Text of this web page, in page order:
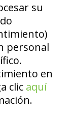
su
personal
en
clic aquí